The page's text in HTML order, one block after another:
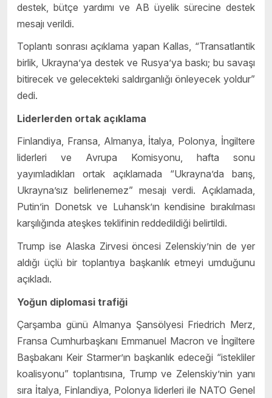
destek, bütçe yardımı ve AB üyelik sürecine destek
mesajı verildi.
Toplantı sonrası açıklama yapan Kallas, “Transatlantik
birlik, Ukrayna’ya destek ve Rusya’ya baskı; bu savaşı
bitirecek ve gelecekteki saldırganlığı önleyecek yoldur”
dedi.
Liderlerden ortak açıklama
Finlandiya, Fransa, Almanya, İtalya, Polonya, İngiltere
liderleri ve Avrupa Komisyonu, hafta sonu
yayımladıkları ortak açıklamada “Ukrayna’da barış,
Ukrayna’sız belirlenemez” mesajı verdi. Açıklamada,
Putin’in Donetsk ve Luhansk’ın kendisine bırakılması
karşılığında ateşkes teklifinin reddedildiği belirtildi.
Trump ise Alaska Zirvesi öncesi Zelenskiy’nin de yer
aldığı üçlü bir toplantıya başkanlık etmeyi umduğunu
açıkladı.
Yoğun diplomasi trafiği
Çarşamba günü Almanya Şansölyesi Friedrich Merz,
Fransa Cumhurbaşkanı Emmanuel Macron ve İngiltere
Başbakanı Keir Starmer’ın başkanlık edeceği “istekliler
koalisyonu” toplantısına, Trump ve Zelenskiy’nin yanı
sıra İtalya, Finlandiya, Polonya liderleri ile NATO Genel